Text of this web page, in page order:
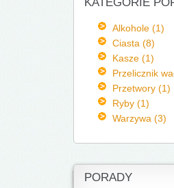
Alkohole (1)
Ciasta (8)
Kasze (1)
Przelicznik
Przetwory (1)
Ryby (1)
Warzywa (3)
PORADY